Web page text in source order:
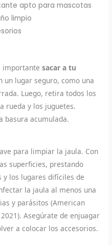
apto para mascotas
limpio
importantesacar a tu
un lugar seguro, como una
Luego, retira todos los
rueda y los juguetes.
basura acumulada.
para limpiar la jaula. Con
superficies, prestando
y los lugares difíciles de
la jaula al menos una
y parásitos (American
Asegúrate de enjuagar
a colocar los accesorios.